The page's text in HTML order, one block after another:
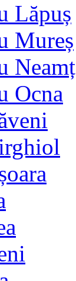
Lăpuș
Mureș
Neamț
Ocna